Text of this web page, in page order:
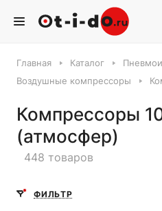
Главная Каталог
Воздушные компрессоры
Компрессоры
(атмосфер)
448 товаров
ФИЛЬТР